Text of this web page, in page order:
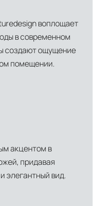
центр для
база для
воплощает
в современном
создают ощущение
помещении.
акцентом в
придавая
элегантный вид.